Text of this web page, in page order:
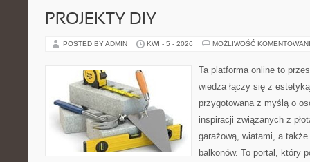
PROJEKTY DIY
POSTED BY ADMIN KWI - 5 - 2026 MOŻLIWOŚĆ
Ta platforma online to
wiedza łączy się z
przygotowana z myślą o
inspiracji związanych z
garażową, wiatami, a
balkonów. To portal, który